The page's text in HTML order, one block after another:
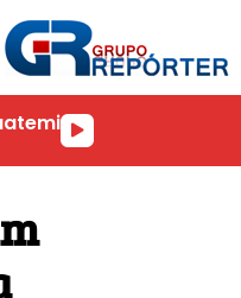
Tocador